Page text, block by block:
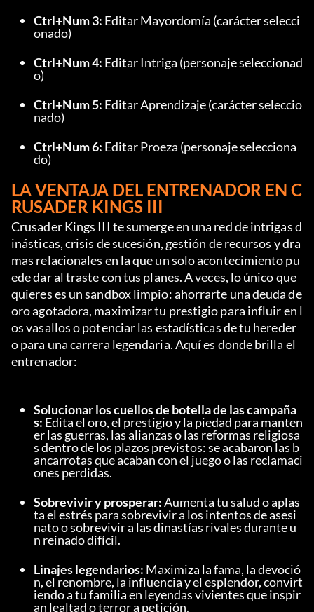
Ctrl+Num 3: Editar Mayordomía (carácter selecci
onado)
Ctrl+Num 4: Editar Intriga (personaje seleccionad
o)
Ctrl+Num 5: Editar Aprendizaje (carácter seleccio
nado)
Ctrl+Num 6: Editar Proeza (personaje selecciona
do)
LA VENTAJA DEL ENTRENADOR EN C
RUSADER KINGS III
Crusader Kings III te sumerge en una red de intrigas d
inásticas, crisis de sucesión, gestión de recursos y dra
mas relacionales en la que un solo acontecimiento pu
ede dar al traste con tus planes. A veces, lo único que
quieres es un sandbox limpio: ahorrarte una deuda de
oro agotadora, maximizar tu prestigio para influir en l
os vasallos o potenciar las estadísticas de tu hereder
o para una carrera legendaria. Aquí es donde brilla el
entrenador:
Solucionar los cuellos de botella de las campaña
s: Edita el oro, el prestigio y la piedad para manten
er las guerras, las alianzas o las reformas religiosa
s dentro de los plazos previstos: se acabaron las b
ancarrotas que acaban con el juego o las reclamaci
ones perdidas.
Sobrevivir y prosperar: Aumenta tu salud o aplas
ta el estrés para sobrevivir a los intentos de asesi
nato o sobrevivir a las dinastías rivales durante u
n reinado difícil.
Linajes legendarios: Maximiza la fama, la devoció
n, el renombre, la influencia y el esplendor, convirt
iendo a tu familia en leyendas vivientes que inspir
an lealtad o terror a petición.